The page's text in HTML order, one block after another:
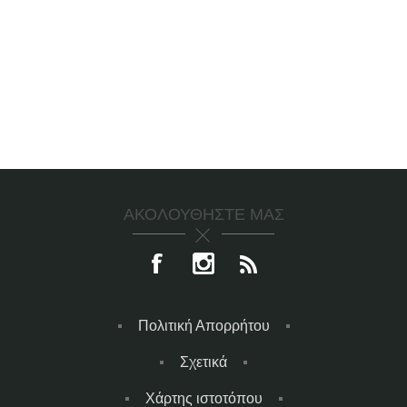
ΑΚΟΛΟΥΘΉΣΤΕ ΜΑΣ
Πολιτική Απορρήτου
Σχετικά
Χάρτης ιστοτόπου